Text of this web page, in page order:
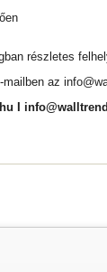
részletes
az